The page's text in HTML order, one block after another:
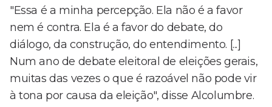
"Essa é a minha percepção. Ela não é a favor
nem é contra. Ela é a favor do debate, do
diálogo, da construção, do entendimento. [...]
Num ano de debate eleitoral de eleições gerais,
muitas das vezes o que é razoável não pode vir
à tona por causa da eleição", disse Alcolumbre.